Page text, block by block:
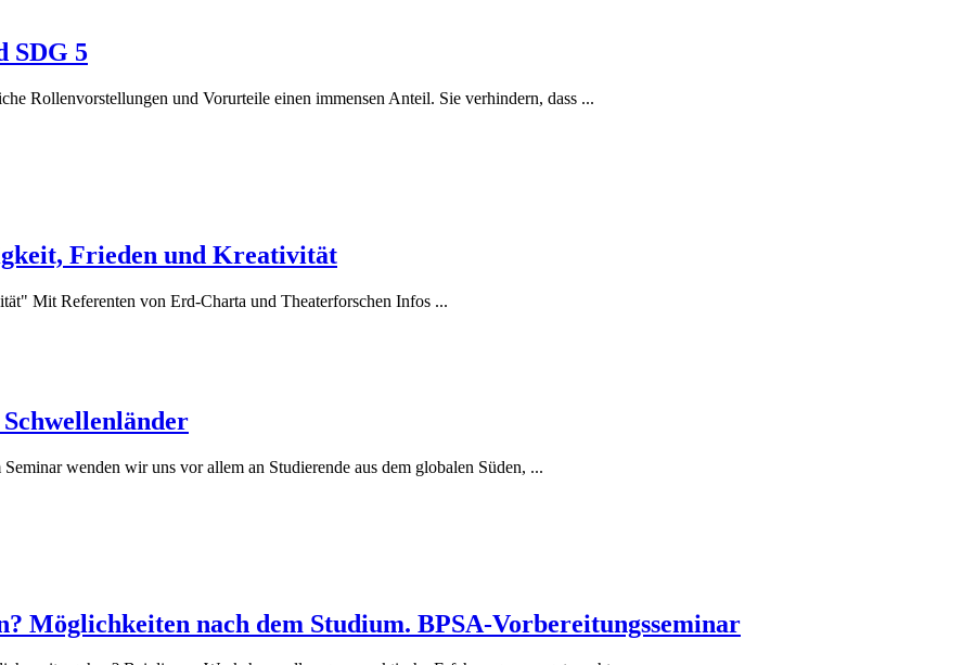
SDG 5
Rollenvorstellungen und Vorurteile einen immensen Anteil. Sie verhindern, dass ...
Frieden und Kreativität
Mit Referenten von Erd-Charta und Theaterforschen Infos ...
wenden wir uns vor allem an Studierende aus dem globalen Süden, ...
Möglichkeiten nach dem Studium. BPSA-Vorbereitungsseminar